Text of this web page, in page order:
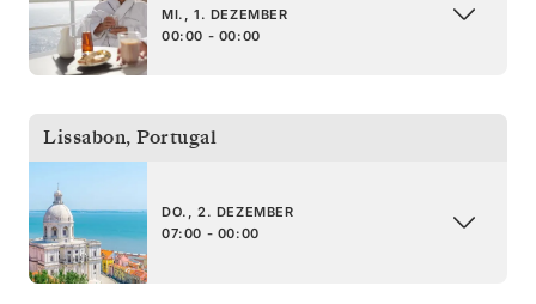
MI., 1. DEZEMBER
00:00 - 00:00
Lissabon, Portugal
DO., 2. DEZEMBER
07:00 - 00:00